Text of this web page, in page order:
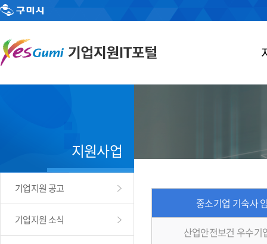
지원사업
기업지원 공고
기업지원 소식
중소기업 기숙사
산업안전보건 우수기